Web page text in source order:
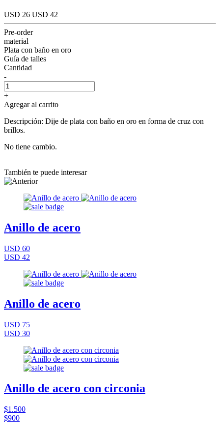
USD 26 USD 42
Pre-order
material
Plata con baño en oro
Guía de talles
Cantidad
-
+
Agregar al carrito
Descripción: Dije de plata con baño en oro en forma de cruz con
brillos.
No tiene cambio.
También te puede interesar
Anillo de acero
USD 60
USD 42
Anillo de acero
USD 75
USD 30
Anillo de acero con circonia
$1.500
$900